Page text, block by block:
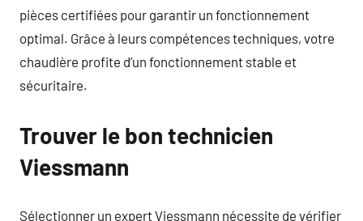
pièces certifiées pour garantir un fonctionnement
optimal. Grâce à leurs compétences techniques, votre
chaudière profite d’un fonctionnement stable et
sécuritaire.
Trouver le bon technicien
Viessmann
Sélectionner un expert Viessmann nécessite de vérifier